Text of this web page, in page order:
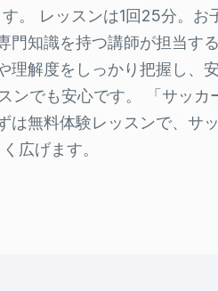
。 レッスンは1回25分。お
知識を持つ講師が担当す
解度をしっかり把握し、
でも安心です。 「サッカ
無料体験レッスンで、サ
広げます。